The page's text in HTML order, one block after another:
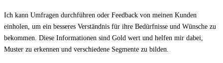
Ich kann Umfragen durchführen oder Feedback von meinen Kunden
einholen, um ein besseres Verständnis für ihre Bedürfnisse und Wünsche zu
bekommen. Diese Informationen sind Gold wert und helfen mir dabei,
Muster zu erkennen und verschiedene Segmente zu bilden.